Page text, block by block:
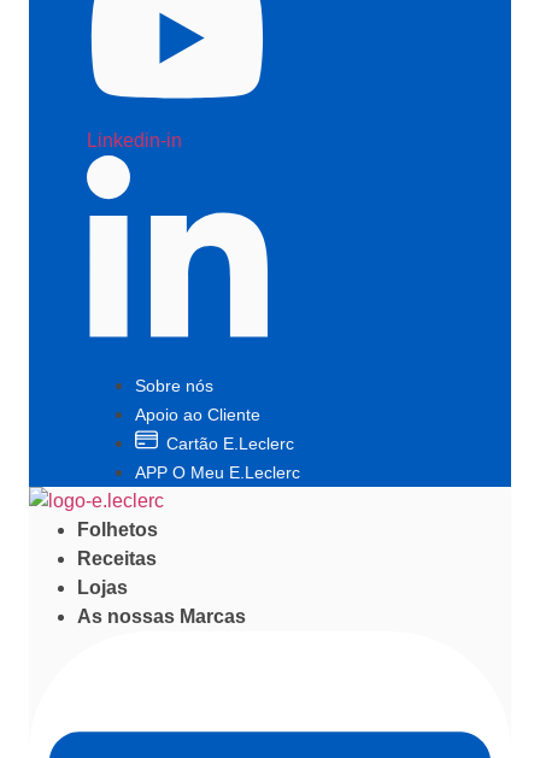
Linkedin-in
Sobre nós
Apoio ao Cliente
Cartão E.Leclerc
APP O Meu E.Leclerc
Folhetos
Receitas
Lojas
As nossas Marcas